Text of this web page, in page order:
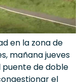
en la zona de
mañana jueves
de doble
el